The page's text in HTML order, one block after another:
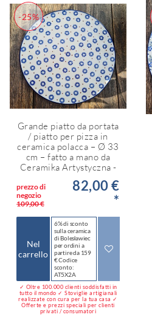
-25%
Grande piatto da portata
/ piatto per pizza in
ceramica polacca – Ø 33
cm – fatto a mano da
Ceramika Artystyczna -
prezzo di
negozio
109,00 €
82,00 €
*
Nel
carrello
6% di sconto
sulla ceramica
di Bolesławiec
per ordini a
partire da 159
€ Codice
sconto:
AT5X2A
✓ Oltre 100.000 clienti soddisfatti in
tutto il mondo ✓ Stoviglie artigianali
realizzate con cura per la tua casa ✓
Offerte e prezzi speciali per clienti
privati / consumatori